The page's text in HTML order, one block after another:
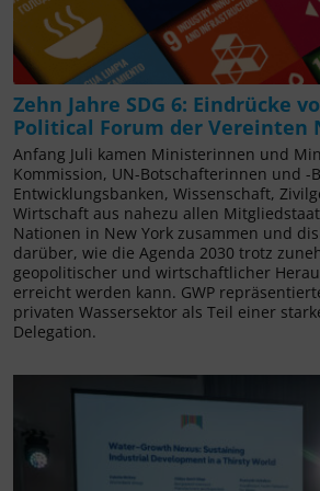
Zehn Jahre SDG 6: Eindrücke
Political Forum der Vereinten
Anfang Juli kamen Ministerinnen und
Kommission, UN-Botschafterinnen und -
Entwicklungsbanken, Wissenschaft,
Wirtschaft aus nahezu allen
Nationen in New York zusammen und
darüber, wie die Agenda 2030 trotz
geopolitischer und wirtschaftlicher
erreicht werden kann. GWP
privaten Wassersektor als Teil einer
Delegation.